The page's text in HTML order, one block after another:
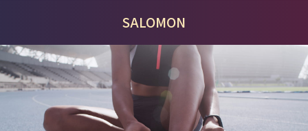
SALOMON